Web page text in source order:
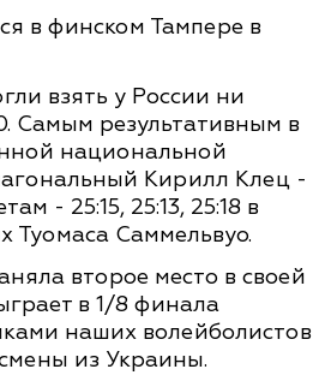
в финском Тампере в
взять у России ни
Самым результативным в
национальной
Кирилл Клец -
- 25:15, 25:13, 25:18 в
Туомаса Саммельвуо.
второе место в своей
в 1/8 финала
наших волейболистов
из Украины.